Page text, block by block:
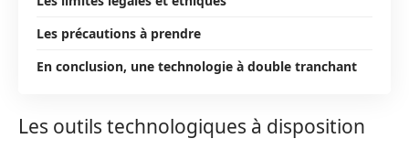
Les précautions à prendre
En conclusion, une technologie à double tranchant
Les outils technologiques à disposition